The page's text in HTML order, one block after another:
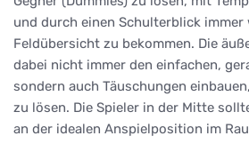
und durch einen Schulterblick immer
Feldübersicht zu bekommen. Die
dabei nicht immer den einfachen,
sondern auch Täuschungen
zu lösen. Die Spieler in der Mitte
an der idealen Anspielposition im